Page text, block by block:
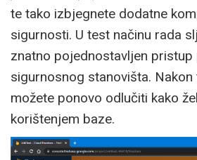
te tako izbjegnete dodatne
sigurnosti. U test načinu rada
znatno pojednostavljen pristup
sigurnosnog stanovišta.
možete ponovo odlučiti kako
korištenjem baze.